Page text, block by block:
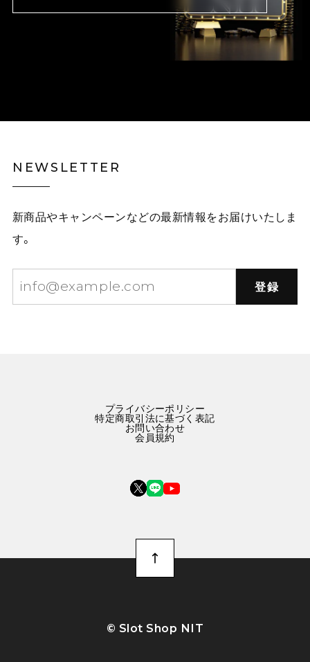
NEWSLETTER
新商品やキャンペーンなどの最新情報をお届けいたしま
す。
登録
プライバシーポリシー
特定商取引法に基づく表記
お問い合わせ
会員規約
©︎ Slot Shop NIT